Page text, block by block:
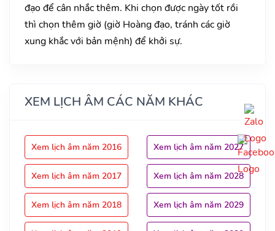
đạo để cân nhắc thêm. Khi chọn được ngày tốt rồi
thì chọn thêm giờ (giờ Hoàng đạo, tránh các giờ
xung khắc với bản mệnh) để khởi sự.
XEM LỊCH ÂM CÁC NĂM KHÁC
Xem lịch âm năm 2016
Xem lịch âm năm 2017
Xem lịch âm năm 2018
Xem lịch âm năm 2027
Xem lịch âm năm 2028
Xem lịch âm năm 2029